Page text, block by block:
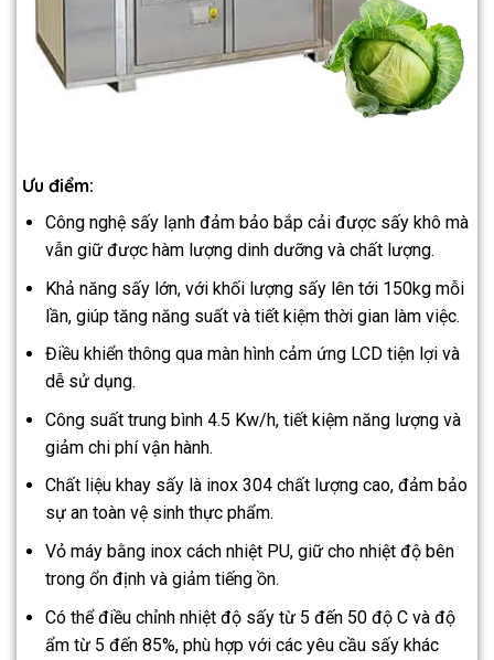
Ưu điểm:
Công nghệ sấy lạnh đảm bảo bắp cải được sấy khô mà
vẫn giữ được hàm lượng dinh dưỡng và chất lượng.
Khả năng sấy lớn, với khối lượng sấy lên tới 150kg mỗi
lần, giúp tăng năng suất và tiết kiệm thời gian làm việc.
Điều khiển thông qua màn hình cảm ứng LCD tiện lợi và
dễ sử dụng.
Công suất trung bình 4.5 Kw/h, tiết kiệm năng lượng và
giảm chi phí vận hành.
Chất liệu khay sấy là inox 304 chất lượng cao, đảm bảo
sự an toàn vệ sinh thực phẩm.
Vỏ máy bằng inox cách nhiệt PU, giữ cho nhiệt độ bên
trong ổn định và giảm tiếng ồn.
Có thể điều chỉnh nhiệt độ sấy từ 5 đến 50 độ C và độ
ẩm từ 5 đến 85%, phù hợp với các yêu cầu sấy khác